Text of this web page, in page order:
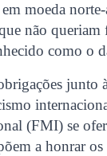
moeda
não queriam
como o
junto
(FMI) se
a honrar